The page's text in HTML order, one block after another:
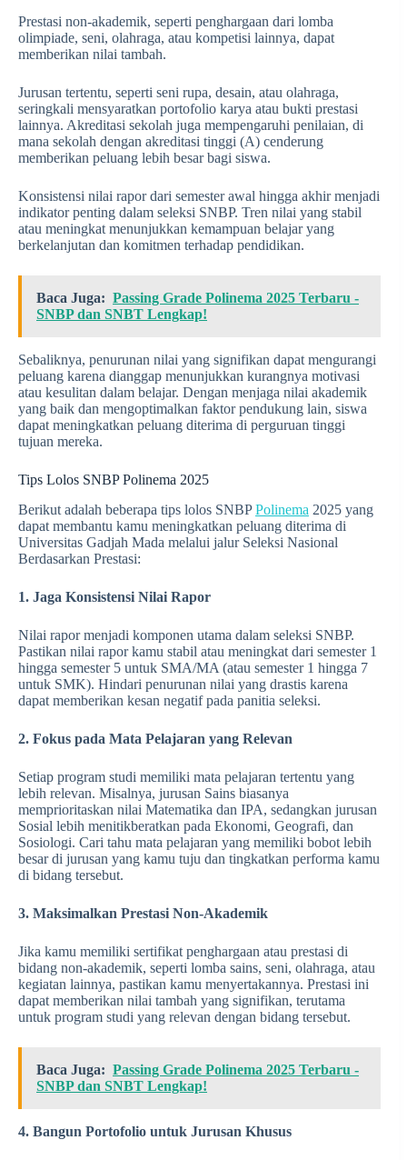
Prestasi non-akademik, seperti penghargaan dari lomba
olimpiade, seni, olahraga, atau kompetisi lainnya, dapat
memberikan nilai tambah.
Jurusan tertentu, seperti seni rupa, desain, atau olahraga,
seringkali mensyaratkan portofolio karya atau bukti prestasi
lainnya. Akreditasi sekolah juga mempengaruhi penilaian, di
mana sekolah dengan akreditasi tinggi (A) cenderung
memberikan peluang lebih besar bagi siswa.
Konsistensi nilai rapor dari semester awal hingga akhir menjadi
indikator penting dalam seleksi SNBP. Tren nilai yang stabil
atau meningkat menunjukkan kemampuan belajar yang
berkelanjutan dan komitmen terhadap pendidikan.
Baca Juga: Passing Grade Polinema 2025 Terbaru -
SNBP dan SNBT Lengkap!
Sebaliknya, penurunan nilai yang signifikan dapat mengurangi
peluang karena dianggap menunjukkan kurangnya motivasi
atau kesulitan dalam belajar. Dengan menjaga nilai akademik
yang baik dan mengoptimalkan faktor pendukung lain, siswa
dapat meningkatkan peluang diterima di perguruan tinggi
tujuan mereka.
Tips Lolos SNBP Polinema 2025
Berikut adalah beberapa tips lolos SNBPPolinema 2025 yang
dapat membantu kamu meningkatkan peluang diterima di
Universitas Gadjah Mada melalui jalur Seleksi Nasional
Berdasarkan Prestasi:
1. Jaga Konsistensi Nilai Rapor
Nilai rapor menjadi komponen utama dalam seleksi SNBP.
Pastikan nilai rapor kamu stabil atau meningkat dari semester 1
hingga semester 5 untuk SMA/MA (atau semester 1 hingga 7
untuk SMK). Hindari penurunan nilai yang drastis karena
dapat memberikan kesan negatif pada panitia seleksi.
2. Fokus pada Mata Pelajaran yang Relevan
Setiap program studi memiliki mata pelajaran tertentu yang
lebih relevan. Misalnya, jurusan Sains biasanya
memprioritaskan nilai Matematika dan IPA, sedangkan jurusan
Sosial lebih menitikberatkan pada Ekonomi, Geografi, dan
Sosiologi. Cari tahu mata pelajaran yang memiliki bobot lebih
besar di jurusan yang kamu tuju dan tingkatkan performa kamu
di bidang tersebut.
3. Maksimalkan Prestasi Non-Akademik
Jika kamu memiliki sertifikat penghargaan atau prestasi di
bidang non-akademik, seperti lomba sains, seni, olahraga, atau
kegiatan lainnya, pastikan kamu menyertakannya. Prestasi ini
dapat memberikan nilai tambah yang signifikan, terutama
untuk program studi yang relevan dengan bidang tersebut.
Baca Juga: Passing Grade Polinema 2025 Terbaru -
SNBP dan SNBT Lengkap!
4. Bangun Portofolio untuk Jurusan Khusus